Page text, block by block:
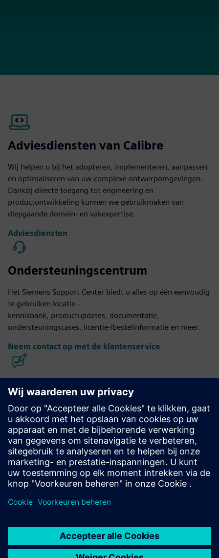
Adviesdiensten van Calibre
Wij helpen u bij het adopteren, implementeren, aanpassen
en optimaliseren van uw complexe ontwerpomgevingen.
Dankzij directe toegang tot engineering en
productontwikkeling kunnen we gebruikmaken van
diepgaande domein- en vakexpertise.
Adviesdiensten
Ondersteuningscentrum
Het Siemens Support Center biedt u alles op één eenvoudig
te gebruiken locatie -
kennisbank, productupdates, documentatie,
ondersteuningscases, licentie-/bestelinformatie en meer.
Neem contact op met de klantenservice
De Calibre-toolsuite biedt nauwkeurige, efficiënte en
uitgebreide IC-verificatie en -optimalisatie voor alle
procesknooppunten en ontwerpstijlen, terwijl het gebruik
van hulpbronnen en tapeout-schema's tot een minimum
wordt beperkt.
Leer van experts